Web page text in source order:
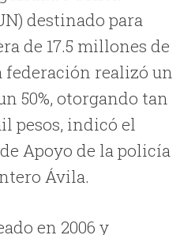
destinado para
de 17.5 millones de
federación realizó un
50%, otorgando tan
pesos, indicó el
Apoyo de la policía
Ávila.
en 2006 y